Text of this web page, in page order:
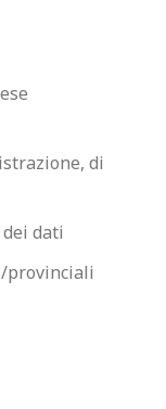
di
dati
provinciali